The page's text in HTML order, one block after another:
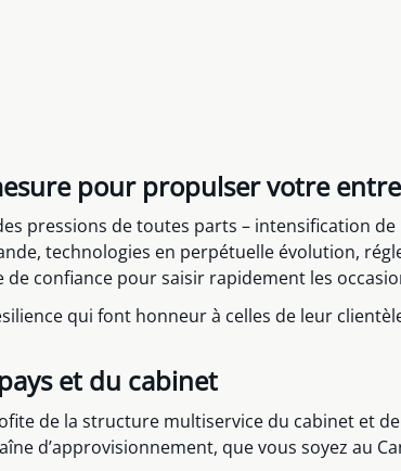
pour propulser votre
pressions de toutes parts – intensification
technologies en perpétuelle évolution,
confiance pour saisir rapidement les
qui font honneur à celles de leur
et du cabinet
de la structure multiservice du cabinet et
d’approvisionnement, que vous soyez au